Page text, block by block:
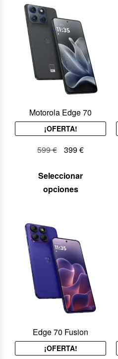
Motorola Edge 70
¡OFERTA!
599€ 399€
Seleccionar
opciones
Edge 70 Fusion
¡OFERTA!